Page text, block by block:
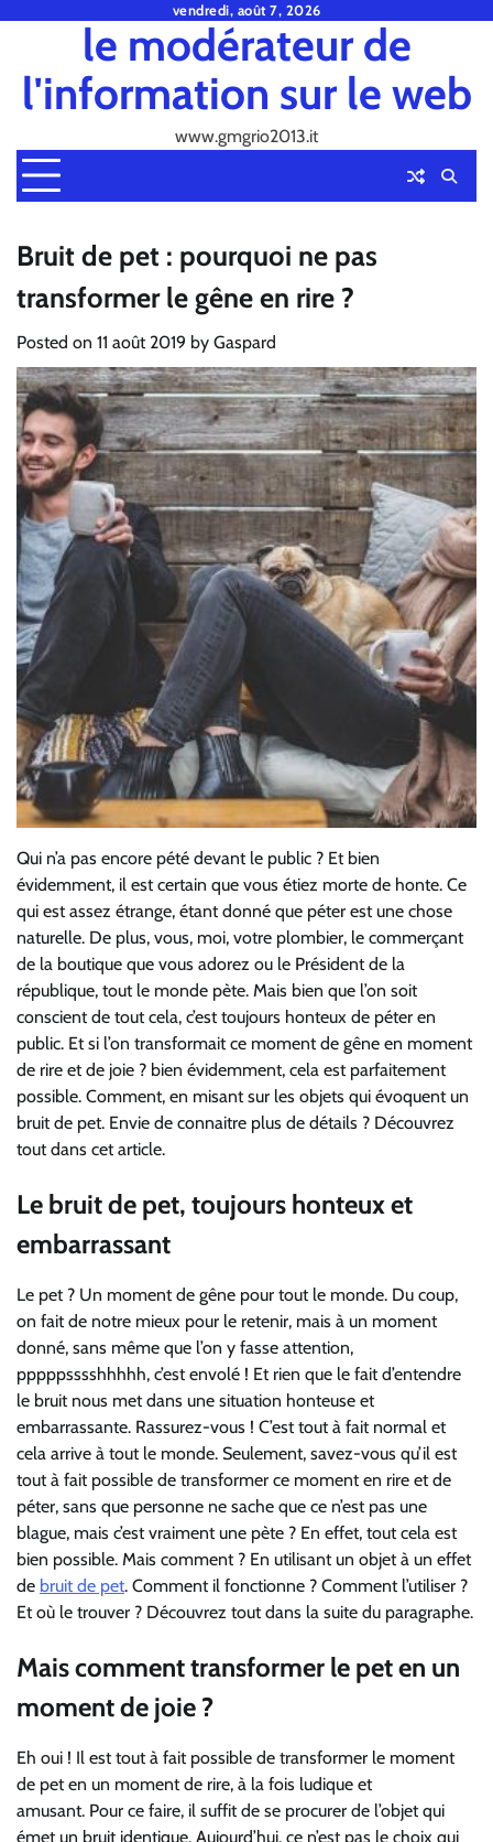
vendredi, août 7, 2026
le modérateur de
l'information sur le web
www.gmgrio2013.it
Bruit de pet : pourquoi ne pas
transformer le gêne en rire ?
Posted on 11 août 2019 by Gaspard
Qui n’a pas encore pété devant le public ? Et bien
évidemment, il est certain que vous étiez morte de honte. Ce
qui est assez étrange, étant donné que péter est une chose
naturelle. De plus, vous, moi, votre plombier, le commerçant
de la boutique que vous adorez ou le Président de la
république, tout le monde pète. Mais bien que l’on soit
conscient de tout cela, c’est toujours honteux de péter en
public. Et si l’on transformait ce moment de gêne en moment
de rire et de joie ? bien évidemment, cela est parfaitement
possible. Comment, en misant sur les objets qui évoquent un
bruit de pet. Envie de connaitre plus de détails ? Découvrez
tout dans cet article.
Le bruit de pet, toujours honteux et
embarrassant
Le pet ? Un moment de gêne pour tout le monde. Du coup,
on fait de notre mieux pour le retenir, mais à un moment
donné, sans même que l’on y fasse attention,
pppppsssshhhhh, c’est envolé ! Et rien que le fait d’entendre
le bruit nous met dans une situation honteuse et
embarrassante. Rassurez-vous ! C’est tout à fait normal et
cela arrive à tout le monde. Seulement, savez-vous qu’il est
tout à fait possible de transformer ce moment en rire et de
péter, sans que personne ne sache que ce n’est pas une
blague, mais c’est vraiment une pète ? En effet, tout cela est
bien possible. Mais comment ? En utilisant un objet à un effet
de bruit de pet. Comment il fonctionne ? Comment l’utiliser ?
Et où le trouver ? Découvrez tout dans la suite du paragraphe.
Mais comment transformer le pet en un
moment de joie ?
Eh oui ! Il est tout à fait possible de transformer le moment
de pet en un moment de rire, à la fois ludique et
amusant. Pour ce faire, il suffit de se procurer de l’objet qui
émet un bruit identique. Aujourd’hui, ce n’est pas le choix qui